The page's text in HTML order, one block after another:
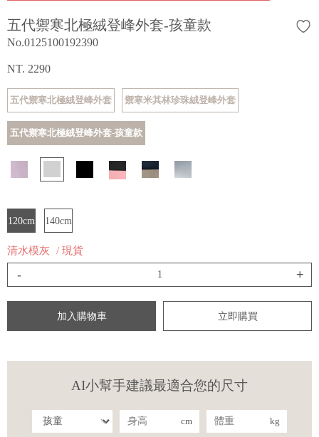
五代禦寒北極絨登峰外套-孩童款
No.0125100192390
NT. 2290
五代禦寒北極絨登峰外套 禦寒米其林珍珠絨登峰外套
五代禦寒北極絨登峰外套-孩童款
120cm 140cm
清水模灰 / 現貨
- +
加入購物車 立即購買
AI小幫手建議最適合您的尺寸
cm kg